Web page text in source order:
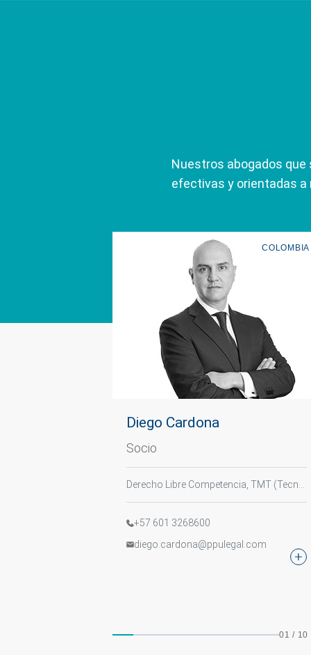
Nuestros abogados
efectivas y orientadas a
COLOMBIA
Diego Cardona
Socio
+57 601 3268600
diego.cardona@ppulegal.com
01 / 10